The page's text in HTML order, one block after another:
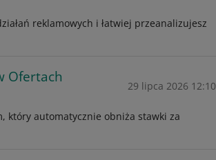
reklamowych i łatwiej przeanalizujesz
Ofertach
29 lipca 2026 12:10
który automatycznie obniża stawki za